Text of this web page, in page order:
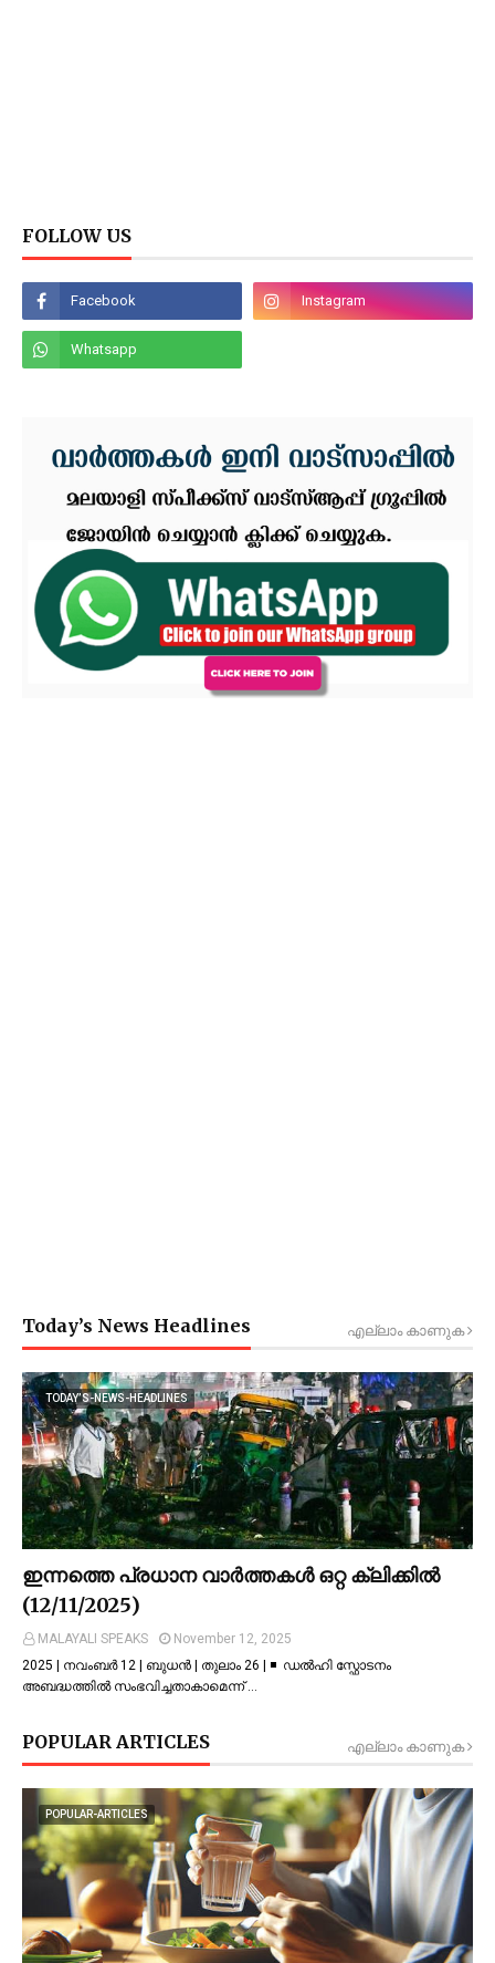
FOLLOW US
Today’s News Headlines എല്ലാം കാണുക
TODAY’S-NEWS-HEADLINES
ഇന്നത്തെ പ്രധാന വാർത്തകൾ ഒറ്റ ക്ലിക്കിൽ
(12/11/2025)
MALAYALI SPEAKS
November 12, 2025
2025 | നവംബർ 12 | ബുധൻ | തുലാം 26 | ◾ ഡല്‍ഹി സ്ഫോടനം
അബദ്ധത്തില്‍ സംഭവിച്ചതാകാമെന്ന് …
POPULAR ARTICLES എല്ലാം കാണുക
POPULAR-ARTICLES